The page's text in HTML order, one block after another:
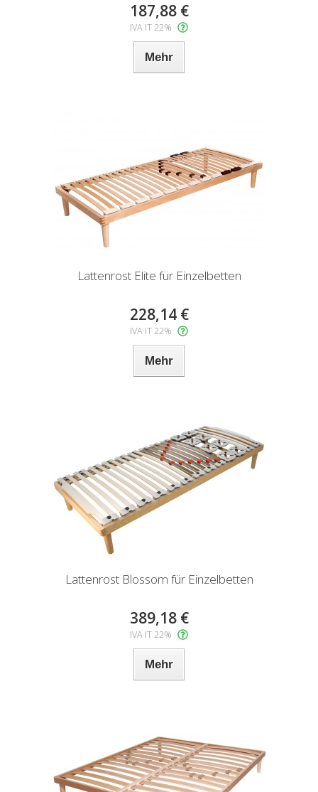
187,88 €
IVA IT 22%
Mehr
Lattenrost Elite für Einzelbetten
228,14 €
IVA IT 22%
Mehr
Lattenrost Blossom für Einzelbetten
389,18 €
IVA IT 22%
Mehr